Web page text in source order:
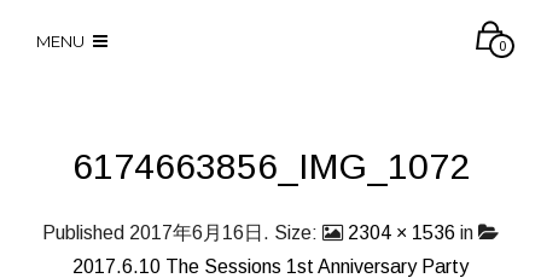
MENU 0
6174663856_IMG_1072
Published 2017年6月16日 . Size: 2304 × 1536 in
2017.6.10 The Sessions 1st Anniversary Party